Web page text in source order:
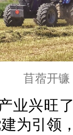
苜蓿开镰
业兴旺
为引领